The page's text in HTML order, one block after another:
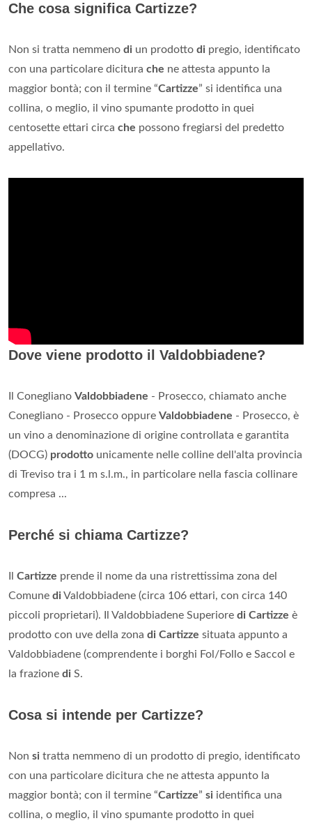
Che cosa significa Cartizze?
Non si tratta nemmeno di un prodotto di pregio, identificato
con una particolare dicitura che ne attesta appunto la
maggior bontà; con il termine “Cartizze” si identifica una
collina, o meglio, il vino spumante prodotto in quei
centosette ettari circa che possono fregiarsi del predetto
appellativo.
Dove viene prodotto il Valdobbiadene?
Il Conegliano Valdobbiadene - Prosecco, chiamato anche
Conegliano - Prosecco oppure Valdobbiadene - Prosecco, è
un vino a denominazione di origine controllata e garantita
(DOCG) prodotto unicamente nelle colline dell'alta provincia
di Treviso tra i 1 m s.l.m., in particolare nella fascia collinare
compresa ...
Perché si chiama Cartizze?
Cartizze prende il nome da una ristrettissima zona del
Comune diValdobbiadene (circa 106 ettari, con circa 140
piccoli proprietari). Il Valdobbiadene Superiore di Cartizze è
prodotto con uve della zona di Cartizze situata appunto a
Valdobbiadene (comprendente i borghi Fol/Follo e Saccol e
la frazione di S.
Cosa si intende per Cartizze?
Non si tratta nemmeno di un prodotto di pregio, identificato
con una particolare dicitura che ne attesta appunto la
maggior bontà; con il termine “Cartizze” si identifica una
collina, o meglio, il vino spumante prodotto in quei